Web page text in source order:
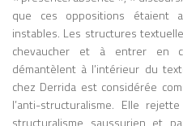
que ces oppositions étaient
instables. Les structures
chevaucher et à entrer en
démantèlent à l’intérieur du
chez Derrida est considérée
l’anti-structuralisme. Elle
sociale.
avec le